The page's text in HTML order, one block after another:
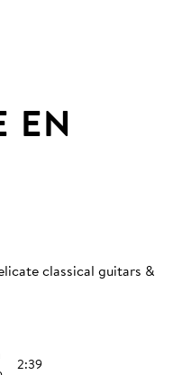
EN
classical guitars &
2:39